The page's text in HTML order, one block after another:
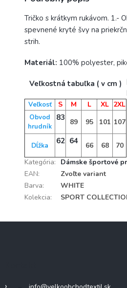
Tričko s krátkym rukávom. 1.-
spevnené kryté švy na
strih.
Materiál: 100% polyester,
Veľkostná tabuľka ( v cm )
Veľkosť S M L XL 2XL
Obvod
hrudník
83 89 95 101 107
Dĺžka 62 64 66 68 70
Kategória:
Dámske športové
EAN:
Zvoľte variant
Barva:
WHITE
Kolekcia: SPORT